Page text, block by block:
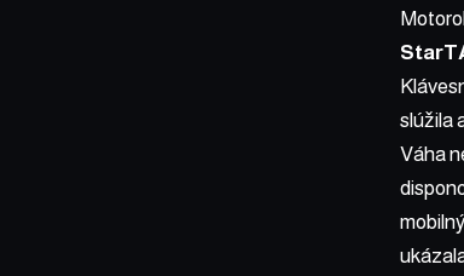
slúžila
Váha